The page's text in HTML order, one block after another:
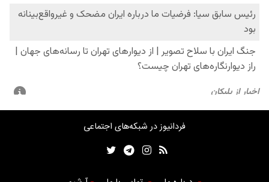
فردانیوز در شبکه‌های اجتماعی